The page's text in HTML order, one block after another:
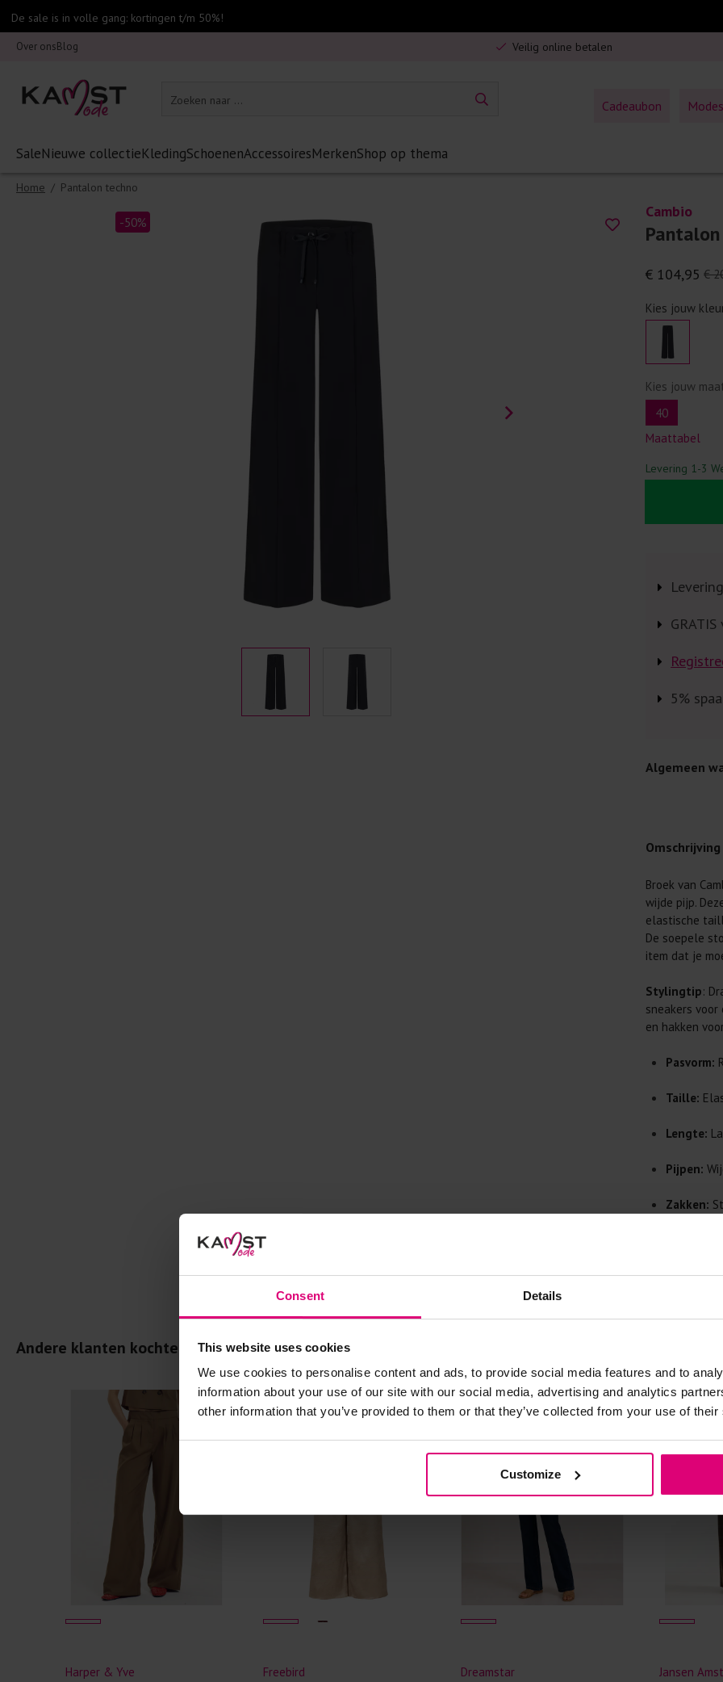
Consent Details
This website uses cookies
We use cookies to personalise content and ads, to provide social media features and to
information about your use of our site with our social media, advertising and analytics
other information that you’ve provided to them or that they’ve collected from your use of
Customize
De sale is in volle gang: kortingen t/m 50%!
Over onsBlog
Veilig online betalen
Gratis verzending in Nederland vanaf €75,-
Cadeaubon
SaleNieuwe collectieKledingSchoenenAccessoiresMerkenShop op thema
Home / Pantalon techno
-50%
Cambio
€
€ 104,95
Kies jouw
Kies jouw
40
Maattabel
Levering 1-3
5%
Algemeen
Je wilt
Daarom
Lees
Was
Wees
genoeg.
al prima.
kreuken/
Gebruik
artikelen
Selecteer
voorkomt
Controleer
kledingstuk
Strijkijzer/
van het
niet
Omschrijving
Broek van
wijde pijp.
elastische
De soepele
item dat je
Stylingtip:
sneakers
en hakken
Pasvorm:
Taille:
Lengte:
Pijpen:
Zakken:
Materiaal:
Andere klanten kochten dit ook
Harper & Yve Freebird Dreamstar Jansen